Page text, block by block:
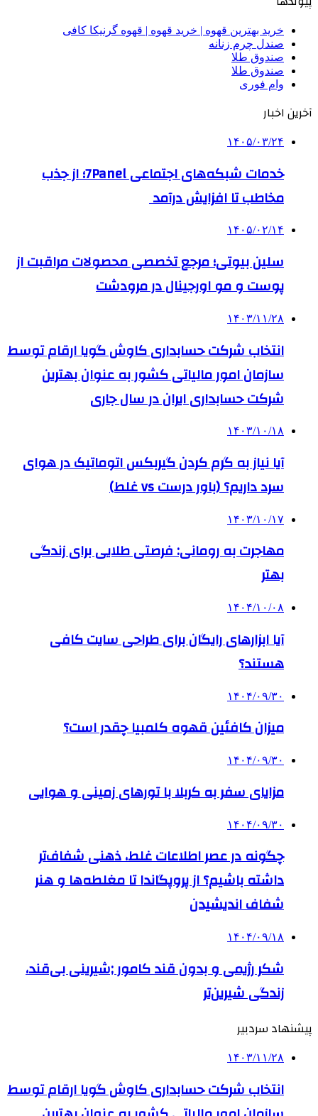
خرید بهترین قهوه | خرید قهوه | قهوه گرنیکا کافی
صندل چرم زنانه
صندوق طلا
صندوق طلا
وام فوری
آخرین اخبار
۱۴۰۵/۰۳/۲۴
خدمات شبکه‌های اجتماعی 7Panel؛ از جذب
مخاطب تا افزایش درآمد
۱۴۰۵/۰۲/۱۴
سلین بیوتی؛ مرجع تخصصی محصولات مراقبت از
پوست و مو اورجینال در مرودشت
۱۴۰۳/۱۱/۲۸
انتخاب شرکت حسابداری کاوش گویا ارقام توسط
سازمان امور مالیاتی کشور به عنوان بهترین
شرکت حسابداری ایران در سال جاری
۱۴۰۳/۱۰/۱۸
آیا نیاز به گرم کردن گیربکس اتوماتیک در هوای
سرد داریم؟ (باور درست vs غلط)
۱۴۰۳/۱۰/۱۷
مهاجرت به رومانی: فرصتی طلایی برای زندگی
بهتر
۱۴۰۴/۱۰/۰۸
آیا ابزارهای رایگان برای طراحی سایت کافی
هستند؟
۱۴۰۴/۰۹/۳۰
میزان کافئین قهوه کلمبیا چقدر است؟
۱۴۰۴/۰۹/۳۰
مزایای سفر به کربلا با تورهای زمینی و هوایی
۱۴۰۴/۰۹/۳۰
چگونه در عصر اطلاعات غلط، ذهنی شفاف‌تر
داشته باشیم؟ از پروپگاندا تا مغلطه‌ها و هنر
شفاف اندیشیدن
۱۴۰۴/۰۹/۱۸
شکر رژیمی و بدون قند کامور ;شیرینی بی‌قند،
زندگی شیرین‌تر
پیشنهاد سردبیر
۱۴۰۳/۱۱/۲۸
انتخاب شرکت حسابداری کاوش گویا ارقام توسط